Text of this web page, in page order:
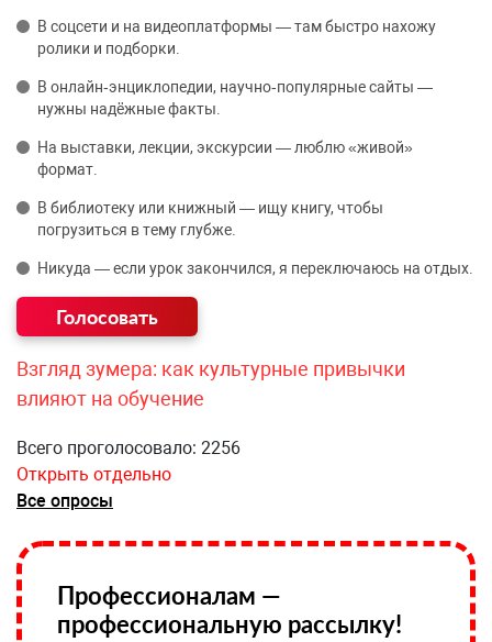
В соцсети и на видеоплатформы — там быстро нахожу
ролики и подборки.
В онлайн‑энциклопедии, научно‑популярные сайты —
нужны надёжные факты.
На выставки, лекции, экскурсии — люблю «живой»
формат.
В библиотеку или книжный — ищу книгу, чтобы
погрузиться в тему глубже.
Никуда — если урок закончился, я переключаюсь на отдых.
Взгляд зумера: как культурные привычки
влияют на обучение
Всего проголосовало: 2256
Открыть отдельно
Все опросы
Профессионалам —
профессиональную рассылку!